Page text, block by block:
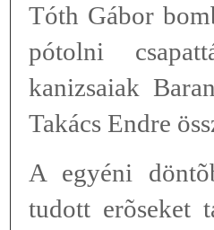
Tóth Gábor
pótolni
kanizsaiak
Takács Endre
A egyéni
tudott erõseket